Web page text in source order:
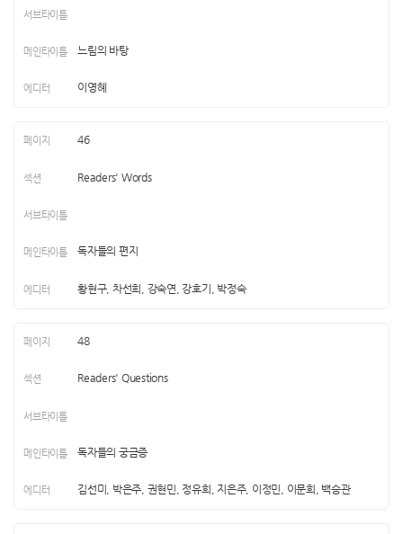
느림의 바탕
이영혜
46
Readers' Words
독자들의 편지
황현구, 차선희, 강숙연, 강호기, 박정숙
48
Readers' Questions
독자들의 궁금증
김선미, 박은주, 권현민, 정유희, 지은주, 이정민, 이문희, 백승관